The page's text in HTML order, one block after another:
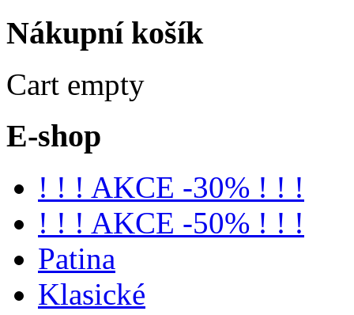
Nákupní košík
Cart empty
E-shop
! ! ! AKCE -30% ! ! !
! ! ! AKCE -50% ! ! !
Patina
Klasické